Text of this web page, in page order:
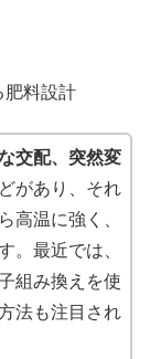
肥料設計
交配、突然変
があり、それ
高温に強く、
。最近では、
組み換えを使
法も注目され